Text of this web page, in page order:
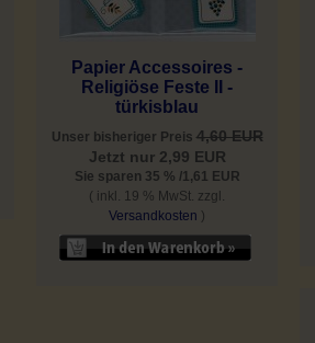
Papier Accessoires -
Religiöse Feste II -
türkisblau
Unser bisheriger Preis 4,60 EUR
Jetzt nur 2,99 EUR
Sie sparen 35 % /1,61 EUR
( inkl. 19 % MwSt. zzgl.
Versandkosten )